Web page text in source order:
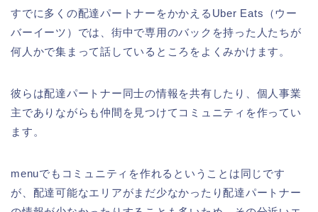
すでに多くの配達パートナーをかかえるUber Eats（ウー
バーイーツ）では、街中で専用のバックを持った人たちが
何人かで集まって話しているところをよくみかけます。
彼らは配達パートナー同士の情報を共有したり、個人事業
主でありながらも仲間を見つけてコミュニティを作ってい
ます。
menuでもコミュニティを作れるということは同じです
が、配達可能なエリアがまだ少なかったり配達パートナー